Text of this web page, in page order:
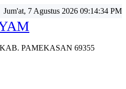
Jum'at, 7 Agustus 2026 09:14:36 PM
PAMEKASAN 69355